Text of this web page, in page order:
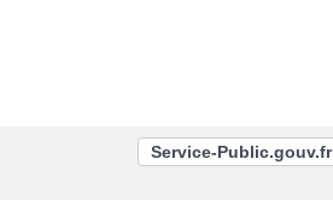
Service-Public.gouv.fr